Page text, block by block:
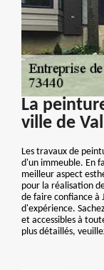
La
ville de
Les travaux de
d'un immeuble. En
meilleur aspect
pour la réalisation
de faire confiance à
d'expérience.
et accessibles à
plus détaillés,